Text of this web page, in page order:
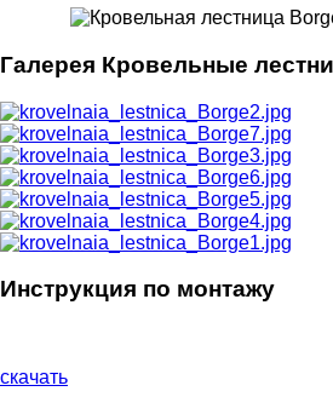
Галерея Кровельные
Инструкция по монтажу
скачать